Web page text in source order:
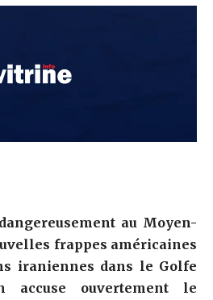
au Moyen-
frappes américaines
iraniennes dans le Golfe
accuse ouvertement le